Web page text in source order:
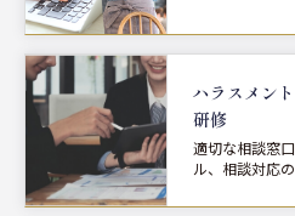
ハラスメン
研修
適切な相談窓
ル、相談対応